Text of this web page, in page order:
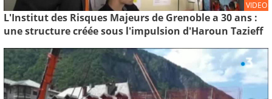
VIDEO
L'Institut des Risques Majeurs de Grenoble a 30 ans :
une structure créée sous l'impulsion d'Haroun Tazieff